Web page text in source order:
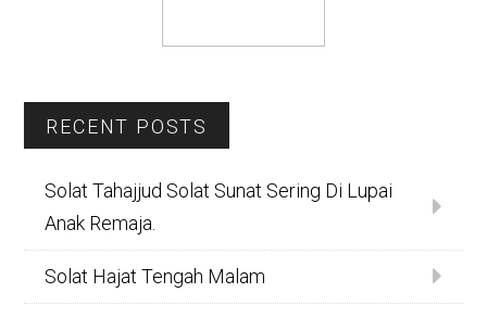
RECENT POSTS
Solat Tahajjud Solat Sunat Sering Di Lupai
Anak Remaja.
Solat Hajat Tengah Malam